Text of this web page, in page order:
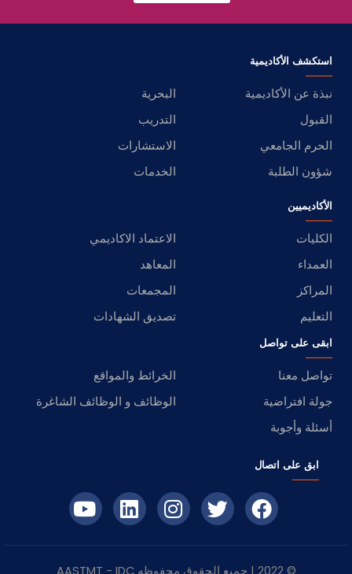
استكشف الأكاديمية
نبذة عن الأكاديمية
البحرية
القبول
التدريب
الحرم الجامعي
الاستشارات
شؤون الطلبة
الخدمات
الأكاديميين
الكليات
الاعتماد الاكاديمي
العمداء
المعاهد
المراكز
المجمعات
التعليم
تصديق الشهادات
ابقى على تواصل
تواصل معنا
الخرائط والمواقع
جولة افتراضية
الوظائف و الوظائف الشاغرة
أسئلة وأجوبة
ابق على اتصال
© 2022 | جميع الحقوق محفوظه IDC
- AASTMT